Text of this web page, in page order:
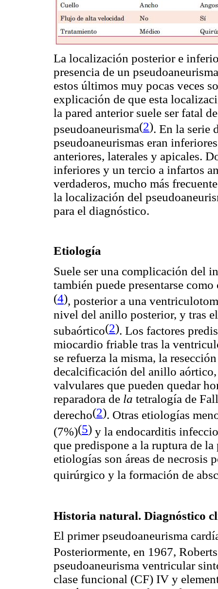
La localización posterior e
presencia de un
estos últimos muy pocas veces
explicación de que esta
la pared anterior suele ser fatal
pseudoaneurisma(2). En la serie
pseudoaneurismas eran
anteriores, laterales y apicales.
inferiores y un tercio a infartos
verdaderos, mucho más
la localización del
para el diagnóstico.
Etiología
Suele ser una complicación del
también puede presentarse
(4), posterior a una
nivel del anillo posterior, y tras
subaórtico(2). Los factores
miocardio friable tras la
se refuerza la misma, la
decalcificación del anillo
valvulares que pueden quedar
reparadora de la tetralogía de
derecho(2). Otras etiologías
(7%)(5) y la endocarditis
que predispone a la ruptura de
etiologías son áreas de necrosis
quirúrgico y la formación de
Historia natural. Diagnóstico
El primer pseudoaneurisma
Posteriormente, en 1967,
pseudoaneurisma ventricular
clase funcional (CF) IV y